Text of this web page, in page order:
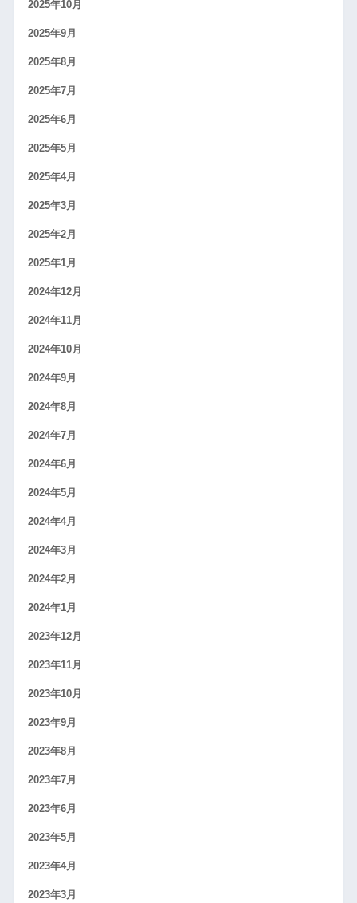
2025年10月
2025年9月
2025年8月
2025年7月
2025年6月
2025年5月
2025年4月
2025年3月
2025年2月
2025年1月
2024年12月
2024年11月
2024年10月
2024年9月
2024年8月
2024年7月
2024年6月
2024年5月
2024年4月
2024年3月
2024年2月
2024年1月
2023年12月
2023年11月
2023年10月
2023年9月
2023年8月
2023年7月
2023年6月
2023年5月
2023年4月
2023年3月